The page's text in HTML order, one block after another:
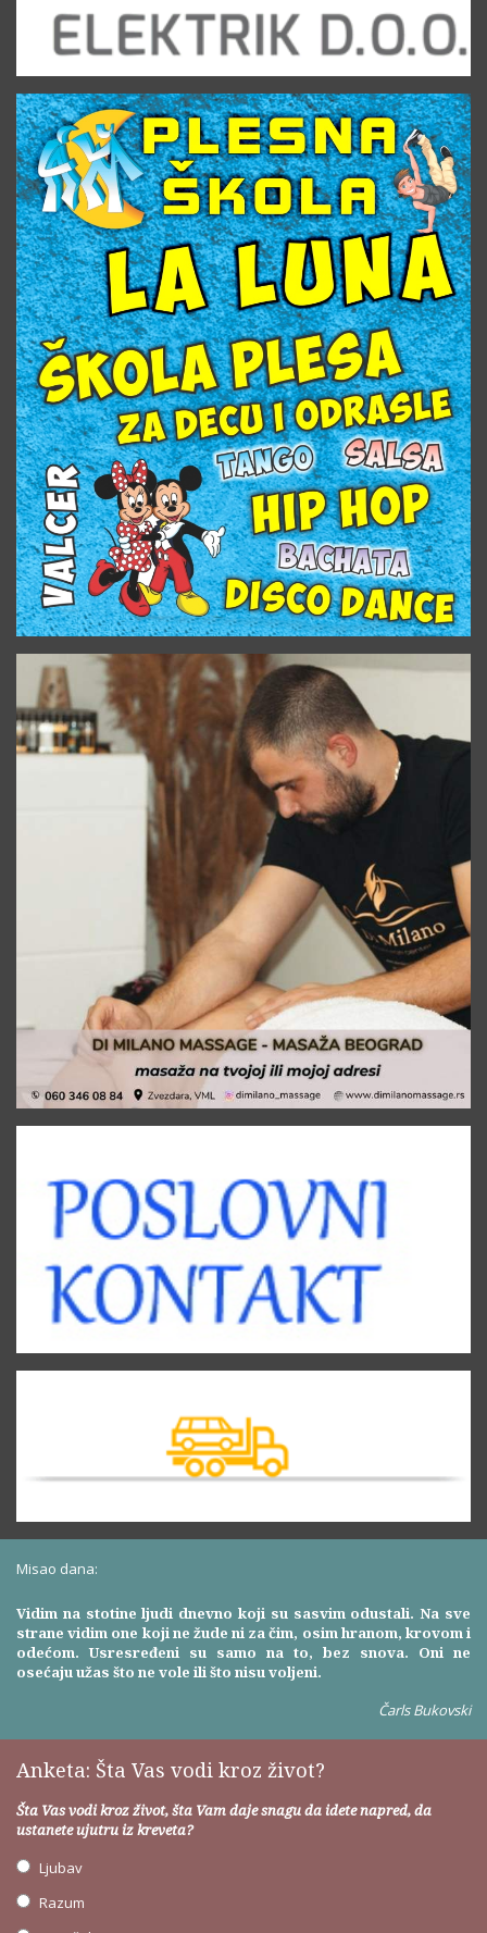
Misao dana:
Vidim na stotine ljudi dnevno koji su sasvim odustali. Na sve
strane vidim one koji ne žude ni za čim, osim hranom, krovom i
odećom. Usresređeni su samo na to, bez snova. Oni ne
osećaju užas što ne vole ili što nisu voljeni.
Čarls Bukovski
Anketa: Šta Vas vodi kroz život?
Šta Vas vodi kroz život, šta Vam daje snagu da idete napred, da
ustanete ujutru iz kreveta?
Ljubav
Razum